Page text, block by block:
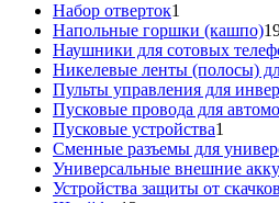
товаров
Набор отверток1
товар
Напольные горшки (кашпо)
Наушники для сотовых
Никелевые ленты (полосы)
Пульты управления для
Пусковые провода для
Пусковые устройства1
товар
Сменные разъемы для
Универсальные внешние
Устройства защиты от